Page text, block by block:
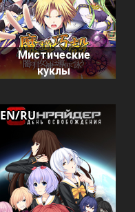
Мистические
куклы
EN/RU